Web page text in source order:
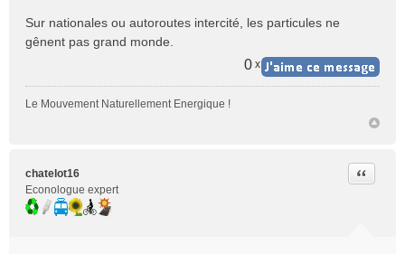
u
Sur nationales ou autoroutes intercité, les particules ne
gênent pas grand monde.
0 x
Le Mouvement Naturellement Energique !
chatelot16
Econologue expert
Citer